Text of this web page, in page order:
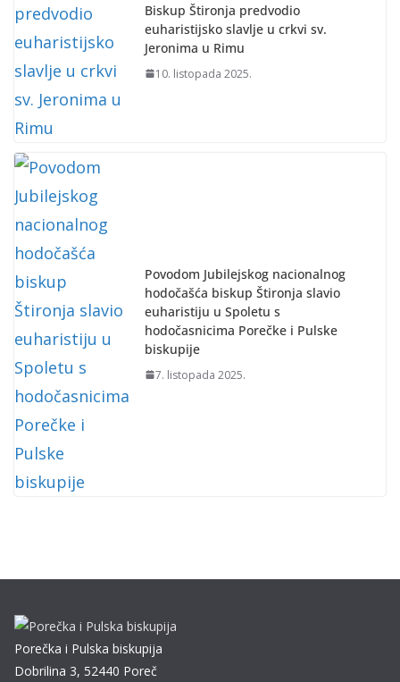
Biskup Štironja predvodio
euharistijsko slavlje u crkvi sv.
Jeronima u Rimu
10. listopada 2025.
Povodom Jubilejskog nacionalnog
hodočašća biskup Štironja slavio
euharistiju u Spoletu s
hodočasnicima Porečke i Pulske
biskupije
7. listopada 2025.
Porečka i Pulska biskupija
Dobrilina 3, 52440 Poreč